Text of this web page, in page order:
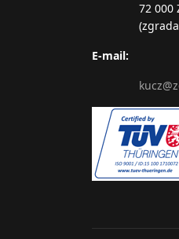
72 000
E-mail: